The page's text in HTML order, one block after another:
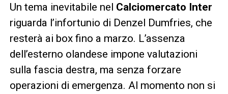
Un tema inevitabile nel Calciomercato Inter
riguarda l’infortunio di Denzel Dumfries, che
resterà ai box fino a marzo. L’assenza
dell’esterno olandese impone valutazioni
sulla fascia destra, ma senza forzare
operazioni di emergenza. Al momento non si